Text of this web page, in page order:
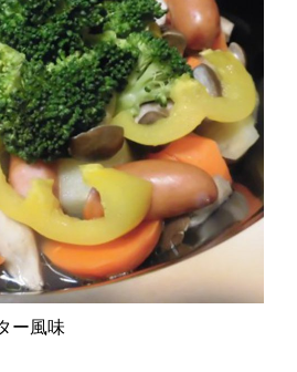
ー風味